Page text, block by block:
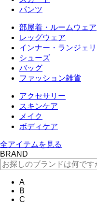
パンツ
部屋着・ルームウェア
レッグウェア
インナー・ランジェ
シューズ
バッグ
ファッション雑貨
アクセサリー
スキンケア
メイク
ボディケア
全アイテムを見る
BRAND
A
B
C